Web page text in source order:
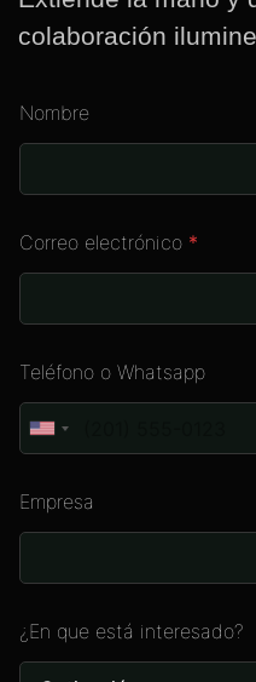
colaboración
Nombre
Correo electrónico *
Teléfono o Whatsapp
Empresa
¿En que está interesado?